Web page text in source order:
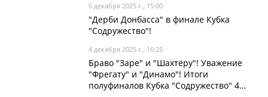
6 декабря 2025 г., 15:00
"Дерби Донбасса" в финале Кубка
"Содружество"!
4 декабря 2025 г., 16:25
Браво "Заре" и "Шахтёру"! Уважение
"Фрегату" и "Динамо"! Итоги
полуфиналов Кубка "Содружество" 4